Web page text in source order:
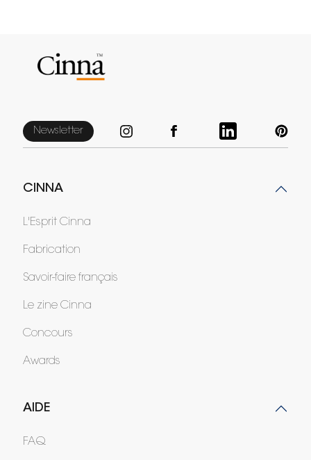
Newsletter
CINNA
L'Esprit Cinna
Fabrication
Savoir-faire français
Le zine Cinna
Concours
Awards
AIDE
FAQ